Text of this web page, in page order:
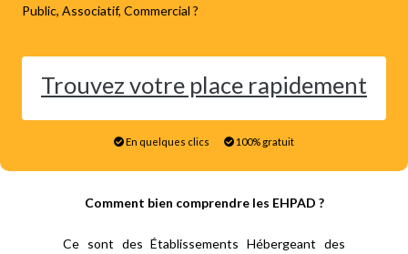
Public, Associatif, Commercial ?
Trouvez votre place rapidement
En quelques clics 100% gratuit
Comment bien comprendre les EHPAD ?
Ce sont des Établissements Hébergeant des